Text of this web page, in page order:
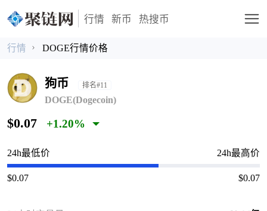
行情 新币 热搜币
行情 DOGE行情价格
狗币 排名#11
DOGE(Dogecoin)
$0.07 +1.20%
24h最低价 24h最高价
$0.07 $0.07